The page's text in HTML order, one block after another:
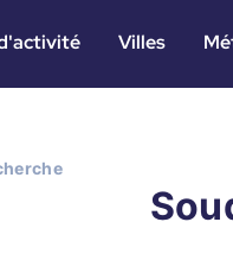
Villes